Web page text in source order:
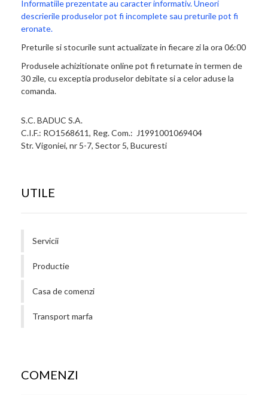
Informatiile prezentate au caracter informativ. Uneori
descrierile produselor pot fi incomplete sau preturile pot fi
eronate.
Preturile si stocurile sunt actualizate in fiecare zi la ora 06:00
Produsele achizitionate online pot fi returnate in termen de
30 zile, cu exceptia produselor debitate si a celor aduse la
comanda.
S.C. BADUC S.A.
C.I.F.: RO1568611, Reg. Com.: J1991001069404
Str. Vigoniei, nr 5-7, Sector 5, Bucuresti
UTILE
Servicii
Productie
Casa de comenzi
Transport marfa
COMENZI